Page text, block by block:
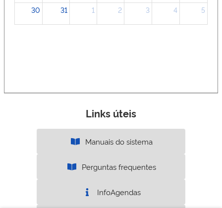
30 31 1 2 3 4 5
Links úteis
Manuais do sistema
Perguntas frequentes
InfoAgendas